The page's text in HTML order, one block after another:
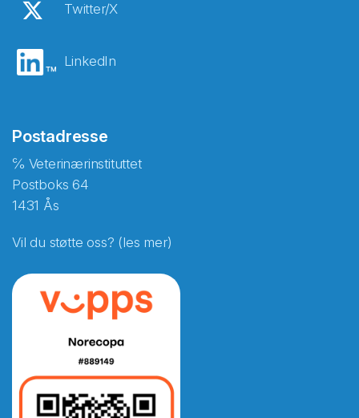
Twitter/X
LinkedIn
Postadresse
℅ Veterinærinstituttet
Postboks 64
1431 Ås
Vil du støtte oss? (les mer)